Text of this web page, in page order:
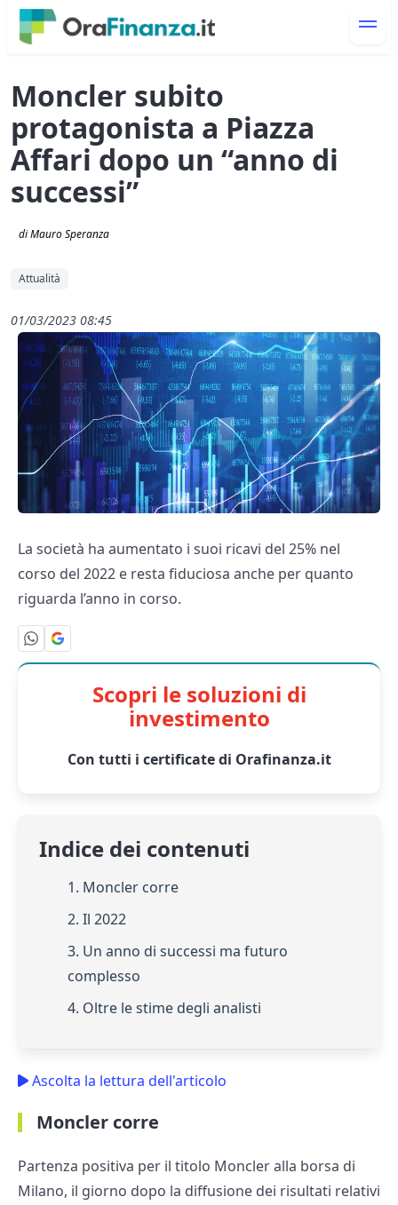
Moncler subito
protagonista a Piazza
Affari dopo un “anno di
successi”
di Mauro Speranza
Attualità
01/03/2023 08:45
La società ha aumentato i suoi ricavi del 25% nel
corso del 2022 e resta fiduciosa anche per quanto
riguarda l’anno in corso.
Scopri le soluzioni di
investimento
Con tutti i certificate di Orafinanza.it
Indice dei contenuti
1. Moncler corre
2. Il 2022
3. Un anno di successi ma futuro
complesso
4. Oltre le stime degli analisti
Ascolta la lettura dell'articolo
Moncler corre
Partenza positiva per il titolo Moncler alla borsa di
Milano, il giorno dopo la diffusione dei risultati relativi